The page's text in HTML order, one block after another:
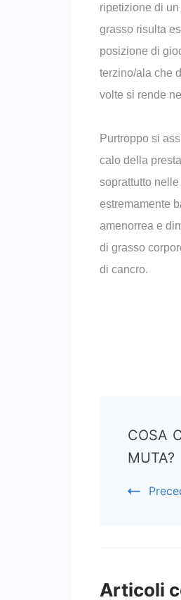
ripetizione di
grasso risulta
posizione di
terzino/ala che
volte si rende
Purtroppo si
calo della
soprattutto
estremamente
amenorrea e
di grasso
di cancro.
articoli
COSA
MUTA?
Articoli